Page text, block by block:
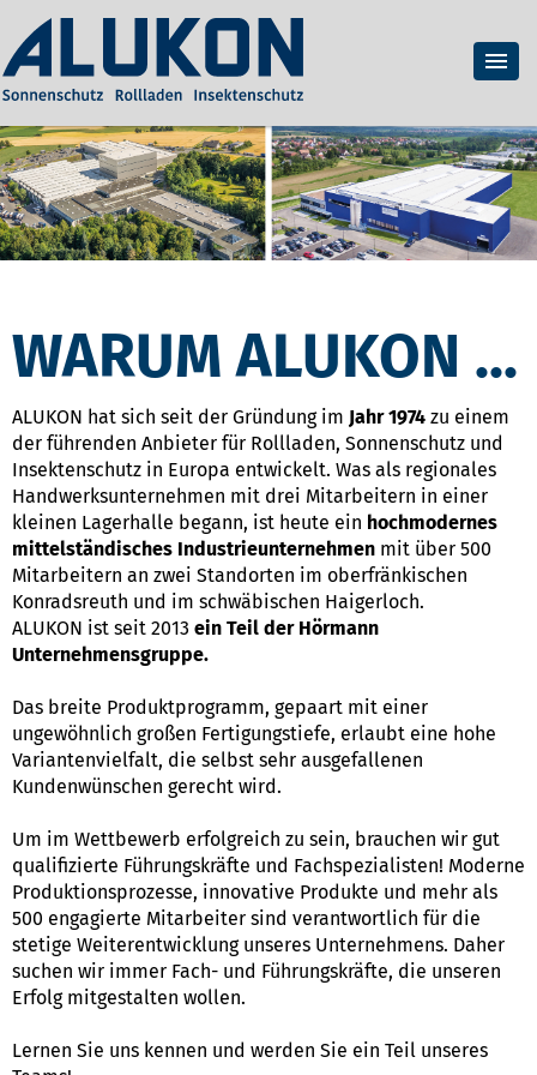
WARUM ALUKON ...
ALUKON hat sich seit der Gründung im Jahr 1974 zu einem
der führenden Anbieter für Rollladen, Sonnenschutz und
Insektenschutz in Europa entwickelt. Was als regionales
Handwerksunternehmen mit drei Mitarbeitern in einer
kleinen Lagerhalle begann, ist heute ein hochmodernes
mittelständisches Industrieunternehmen mit über 500
Mitarbeitern an zwei Standorten im oberfränkischen
Konradsreuth und im schwäbischen Haigerloch.
ALUKON ist seit 2013 ein Teil der Hörmann
Unternehmensgruppe.
Das breite Produktprogramm, gepaart mit einer
ungewöhnlich großen Fertigungstiefe, erlaubt eine hohe
Variantenvielfalt, die selbst sehr ausgefallenen
Kundenwünschen gerecht wird.
Um im Wettbewerb erfolgreich zu sein, brauchen wir gut
qualifizierte Führungskräfte und Fachspezialisten! Moderne
Produktionsprozesse, innovative Produkte und mehr als
500 engagierte Mitarbeiter sind verantwortlich für die
stetige Weiterentwicklung unseres Unternehmens. Daher
suchen wir immer Fach- und Führungskräfte, die unseren
Erfolg mitgestalten wollen.
Lernen Sie uns kennen und werden Sie ein Teil unseres